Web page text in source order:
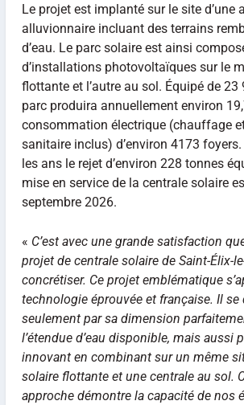
Le projet est implanté sur le site d’une
alluvionnaire incluant des terrains
d’eau. Le parc solaire est ainsi
d’installations photovoltaïques sur le
flottante et l’autre au sol. Équipé de 23
parc produira annuellement environ
consommation électrique (chauffage
sanitaire inclus) d’environ 4173
les ans le rejet d’environ 228 tonnes
mise en service de la centrale solaire
septembre 2026.
« C’est avec une grande satisfaction
projet de centrale solaire de Saint-Élix-
concrétiser. Ce projet emblématique
technologie éprouvée et française. Il
seulement par sa dimension
l’étendue d’eau disponible, mais aussi
innovant en combinant sur un même
solaire flottante et une centrale au sol.
approche démontre la capacité de nos